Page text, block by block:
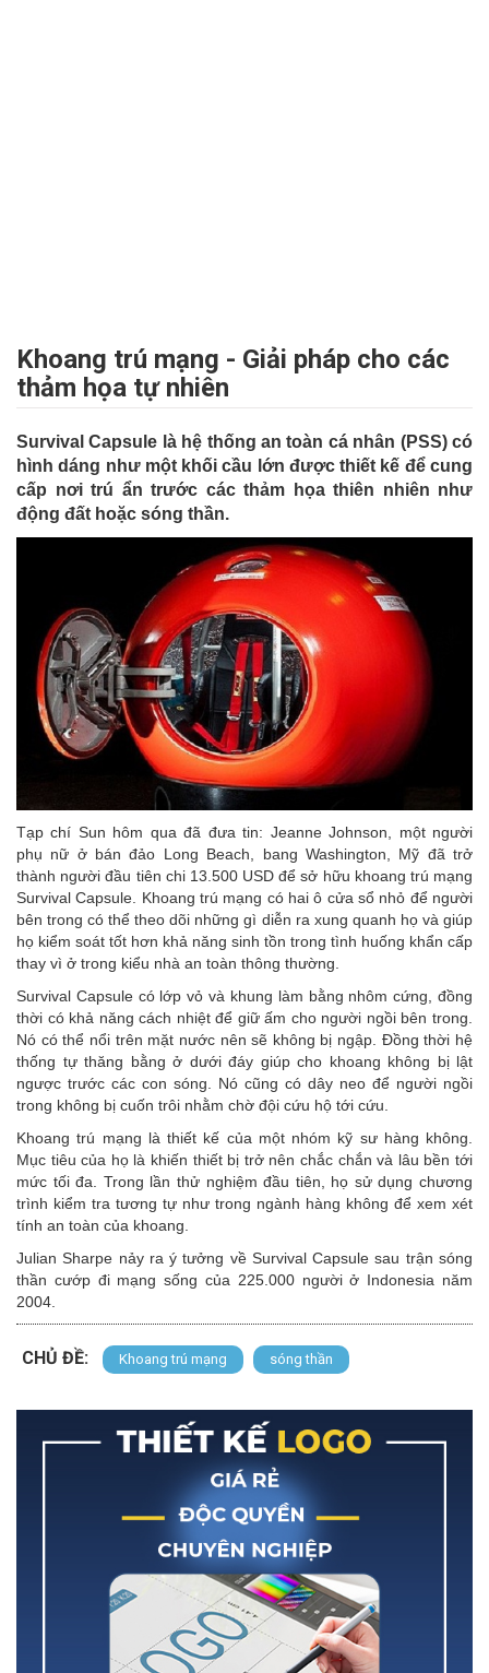
Khoang trú mạng - Giải pháp cho các
thảm họa tự nhiên
Survival Capsule là hệ thống an toàn cá nhân (PSS) có
hình dáng như một khối cầu lớn được thiết kế để cung
cấp nơi trú ẩn trước các thảm họa thiên nhiên như
động đất hoặc sóng thần.
Tạp chí Sun hôm qua đã đưa tin: Jeanne Johnson, một người
phụ nữ ở bán đảo Long Beach, bang Washington, Mỹ đã trở
thành người đầu tiên chi 13.500 USD để sở hữu khoang trú mạng
Survival Capsule. Khoang trú mạng có hai ô cửa sổ nhỏ để người
bên trong có thể theo dõi những gì diễn ra xung quanh họ và giúp
họ kiểm soát tốt hơn khả năng sinh tồn trong tình huống khẩn cấp
thay vì ở trong kiểu nhà an toàn thông thường.
Survival Capsule có lớp vỏ và khung làm bằng nhôm cứng, đồng
thời có khả năng cách nhiệt để giữ ấm cho người ngồi bên trong.
Nó có thể nổi trên mặt nước nên sẽ không bị ngập. Đồng thời hệ
thống tự thăng bằng ở dưới đáy giúp cho khoang không bị lật
ngược trước các con sóng. Nó cũng có dây neo để người ngồi
trong không bị cuốn trôi nhằm chờ đội cứu hộ tới cứu.
Khoang trú mạng là thiết kế của một nhóm kỹ sư hàng không.
Mục tiêu của họ là khiến thiết bị trở nên chắc chắn và lâu bền tới
mức tối đa. Trong lần thử nghiệm đầu tiên, họ sử dụng chương
trình kiểm tra tương tự như trong ngành hàng không để xem xét
tính an toàn của khoang.
Julian Sharpe nảy ra ý tưởng về Survival Capsule sau trận sóng
thần cướp đi mạng sống của 225.000 người ở Indonesia năm
2004.
CHỦ ĐỀ: Khoang trú mạng sóng thần